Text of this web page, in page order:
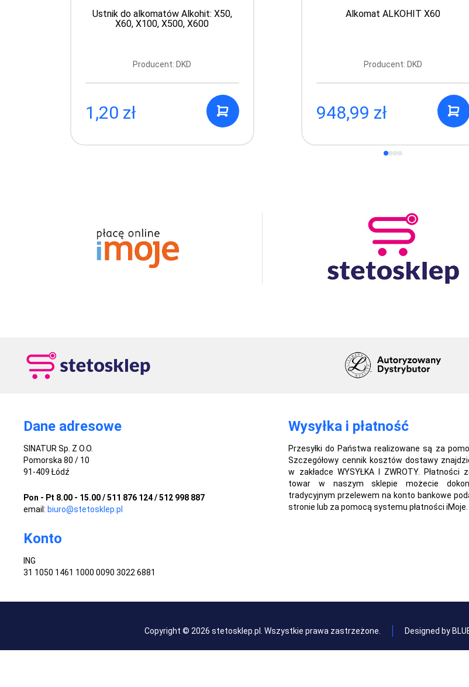
Ustnik do alkomatów Alkohit: X50,
X60, X100, X500, X600
Producent: DKD
1,20 zł
Alkomat ALKOHIT X60
Producent: DKD
948,99 zł
Dane adresowe
SINATUR Sp. Z O.O.
Pomorska 80 / 10
91-409 Łódź
Pon - Pt 8.00 - 15.00 / 511 876 124 / 512 998 887
email: biuro@stetosklep.pl
Konto
ING
31 1050 1461 1000 0090 3022 6881
Wysyłka i płatność
Przesyłki do Państwa realizowane są za
Szczegółowy cennik kosztów dostawy
w zakładce WYSYŁKA I ZWROTY. Płatności
towar w naszym sklepie możecie
tradycyjnym przelewem na konto bankowe
stronie lub za pomocą systemu płatności iMoje.
Copyright © 2026 stetosklep.pl. Wszystkie prawa zastrzeżone. Designed by